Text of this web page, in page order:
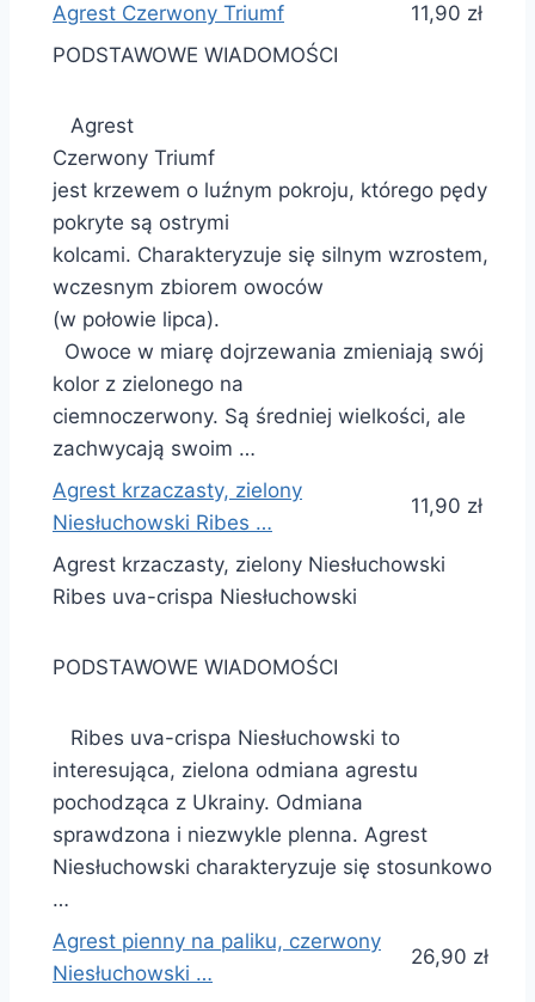
Agrest Czerwony Triumf
11,90 zł
PODSTAWOWE WIADOMOŚCI
Agrest
Czerwony Triumf
jest krzewem o luźnym pokroju, którego pędy
pokryte są ostrymi
kolcami. Charakteryzuje się silnym wzrostem,
wczesnym zbiorem owoców
(w połowie lipca).
Owoce w miarę dojrzewania zmieniają swój
kolor z zielonego na
ciemnoczerwony. Są średniej wielkości, ale
zachwycają swoim …
Agrest krzaczasty, zielony
Niesłuchowski Ribes …
11,90 zł
Agrest krzaczasty, zielony Niesłuchowski
Ribes uva-crispa Niesłuchowski
PODSTAWOWE WIADOMOŚCI
Ribes uva-crispa Niesłuchowski to
interesująca, zielona odmiana agrestu
pochodząca z Ukrainy. Odmiana
sprawdzona i niezwykle plenna. Agrest
Niesłuchowski charakteryzuje się stosunkowo
…
Agrest pienny na paliku, czerwony
Niesłuchowski …
26,90 zł